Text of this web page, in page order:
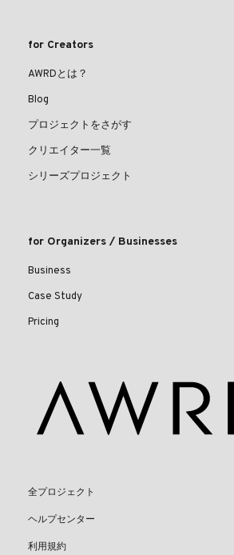
for Creators
AWRDとは？
Blog
プロジェクトをさがす
クリエイター一覧
シリーズプロジェクト
for Organizers / Businesses
Business
Case Study
Pricing
全プロジェクト
ヘルプセンター
利用規約